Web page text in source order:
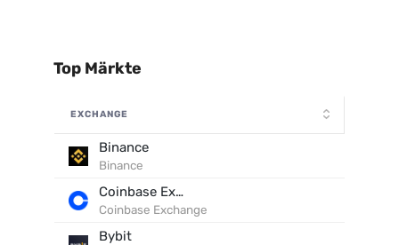
Top Märkte
EXCHANGE
Binance
Binance
Coinbase Exchange
Coinbase Exchange
Bybit